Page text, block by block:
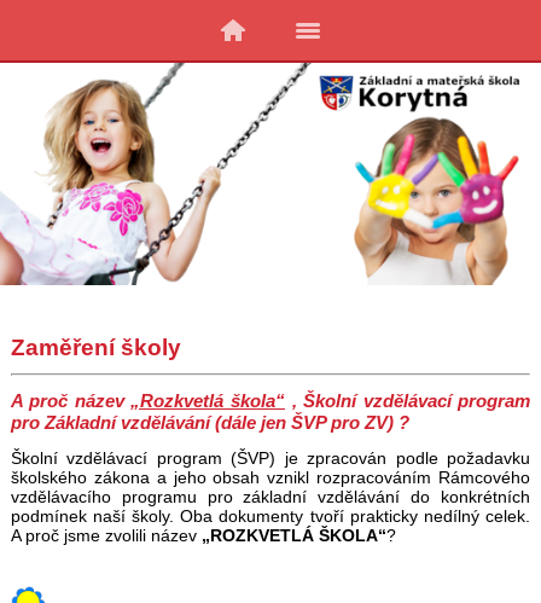
Zaměření školy
A proč název„Rozkvetlá škola“ , Školní vzdělávací program
pro Základní vzdělávání (dále jen ŠVP pro ZV) ?
Školní vzdělávací program (ŠVP) je zpracován podle požadavku
školského zákona a jeho obsah vznikl rozpracováním Rámcového
vzdělávacího programu pro základní vzdělávání do konkrétních
podmínek naší školy. Oba dokumenty tvoří prakticky nedílný celek.
A proč jsme zvolili název „ROZKVETLÁ ŠKOLA“?